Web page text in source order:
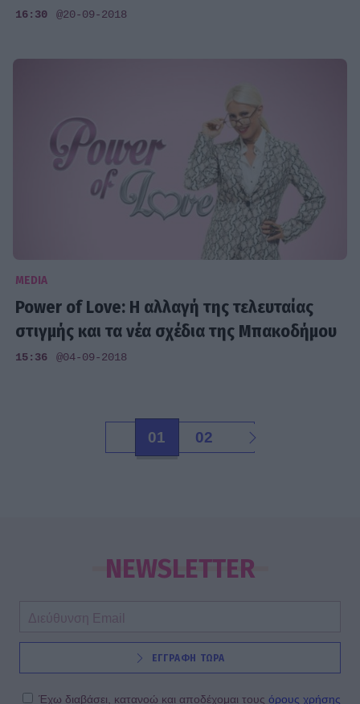
16:30 @20-09-2018
MEDIA
Power of Love: Η αλλαγή της τελευταίας
στιγμής και τα νέα σχέδια της Μπακοδήμου
15:36 @04-09-2018
01 02
NEWSLETTER
ΕΓΓΡΑΦΗ ΤΩΡΑ
Έχω διαβάσει, κατανοώ και αποδέχομαι τους όρους χρήσης